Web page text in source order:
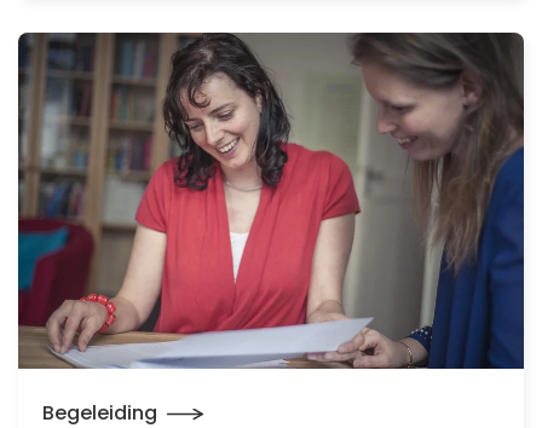
Begeleiding